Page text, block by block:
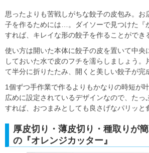
思ったよりも苦戦しがちな餃子の皮包み。お
子を作るためには…。ダイソーで見つけた『
すれば、キレイな形の餃子を作ることができ
使い方は開いた本体に餃子の皮を置いて中央
しておいた水で皮のフチを濡らしましょう。
て半分に折りたたみ、開くと美しい餃子が完
1個ずつ手作業で作るよりもかなりの時短が
広めに設定されているデザインなので、たっ
すれば、おつまみとしても良さげなパリッと
厚皮切り・薄皮切り・種取りが
の『オレンジカッター』